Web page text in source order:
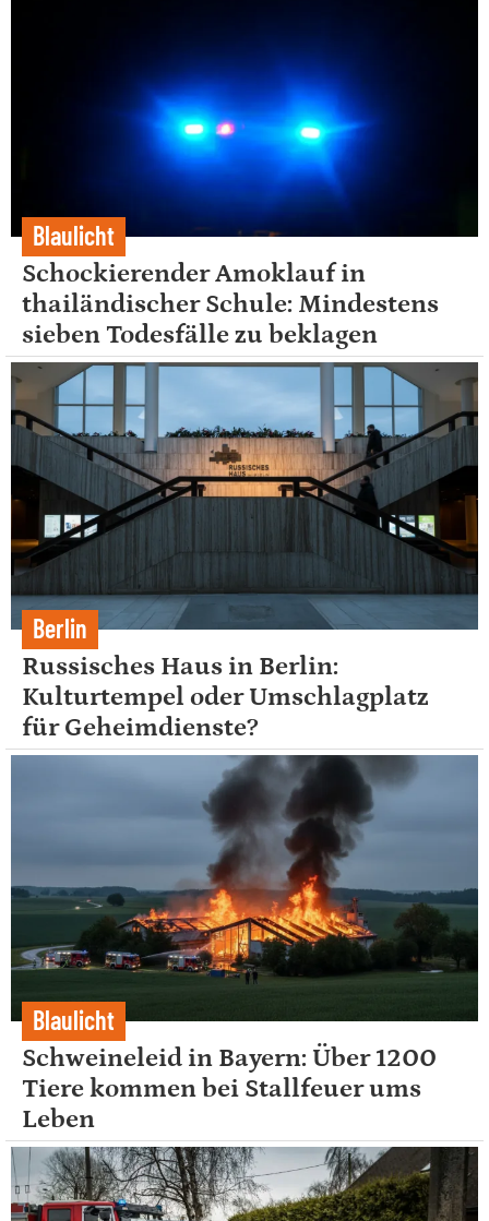
Blaulicht
Schockierender Amoklauf in
thailändischer Schule: Mindestens
sieben Todesfälle zu beklagen
Berlin
Russisches Haus in Berlin:
Kulturtempel oder Umschlagplatz
für Geheimdienste?
Blaulicht
Schweineleid in Bayern: Über 1200
Tiere kommen bei Stallfeuer ums
Leben